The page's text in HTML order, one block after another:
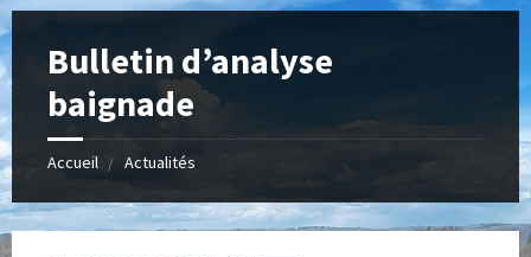
Bulletin d’analyse
baignade
Accueil Actualités